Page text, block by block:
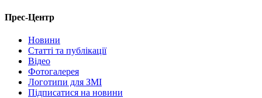
Прес-Центр
Новини
Статті та публікації
Відео
Фотогалерея
Логотипи для ЗМІ
Підписатися на новини